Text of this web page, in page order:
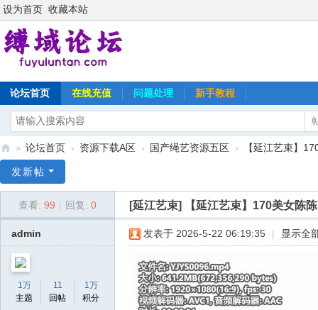
设为首页 收藏本站
论坛首页 在线充值 问题处理 新手教程
域
» 论坛首页 › 资源下载A区 › 国产绳艺资源五区 › 【延江艺束】
发新帖
查看: 99 回复: 0 [延江艺束] 【延江艺束】170美女陈
admin
1万
主题
11
回帖
1万
积分
发表于 2026-5-22 06:19:35 显示全